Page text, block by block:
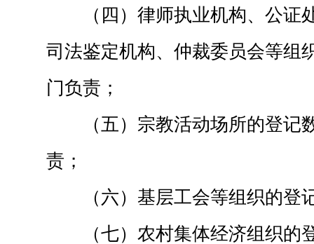
（四）律师执业机构、公
司法鉴定机构、仲裁委员会等组
门负责；
（五）宗教活动场所的登
责；
（六）基层工会等组织的登
（七）农村集体经济组织